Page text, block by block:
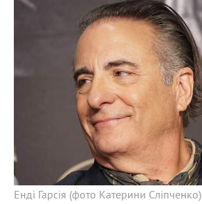
Енді Гарсія (фото Катерини Сліпченко)